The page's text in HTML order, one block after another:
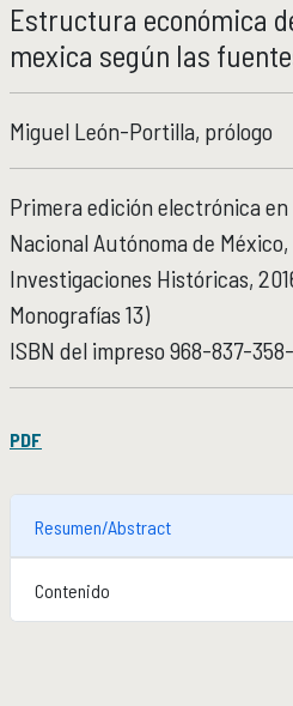
INVESTIGACIÓN
INVESTIGACIÓN
Áreas de investigación e
Proyectos de investigación
Investigación posdoctoral
ACTIVIDADES
ACTIVIDADES
Actividades académicas por año
Posgrado
Servicio Social
EDUCACIÓN CONTINUA
Estructura económica
mexica según las
Miguel León-Portilla, prólogo
Primera edición electrónica en
Nacional Autónoma de
Investigaciones Históricas,
Monografías 13)
ISBN del impreso 968-837-
PDF
Resumen/Abstract
Contenido